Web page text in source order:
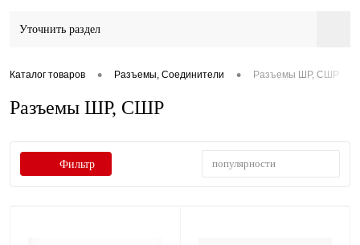
Уточнить раздел
Каталог товаров • Разъемы, Соединители • Разъемы ШР, СШР
Разъемы ШР, СШР
Фильтр популярности